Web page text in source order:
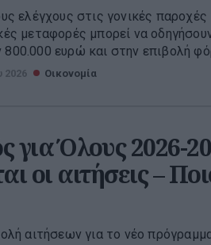
ελέγχους στις γονικές
μεταφορές μπορεί να
ευρώ και στην επιβολή
2026 Οικονομία
για Όλους 2026-
οι αιτήσεις –
αιτήσεων για το νέο